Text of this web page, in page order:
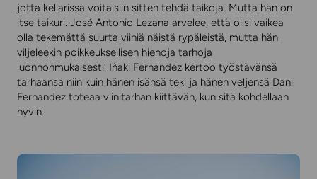
jotta kellarissa voitaisiin sitten tehdä taikoja. Mutta hän on
itse taikuri. José Antonio Lezana arvelee, että olisi vaikea
olla tekemättä suurta viiniä näistä rypäleistä, mutta hän
viljeleekin poikkeuksellisen hienoja tarhoja
luonnonmukaisesti. Iñaki Fernandez kertoo työstävänsä
tarhaansa niin kuin hänen isänsä teki ja hänen veljensä Dani
Fernandez toteaa viinitarhan kiittävän, kun sitä kohdellaan
hyvin.